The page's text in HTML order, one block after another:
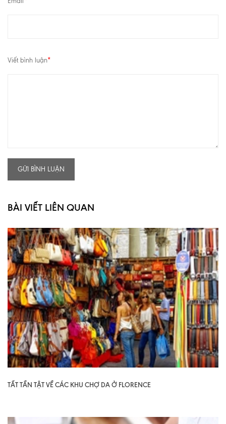
Viết bình luận*
GỬI BÌNH LUẬN
BÀI VIẾT LIÊN QUAN
TẤT TẦN TẬT VỀ CÁC KHU CHỢ DA Ở FLORENCE